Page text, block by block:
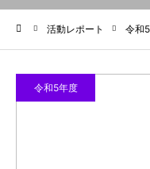
活動レポート 令和
令和5年度